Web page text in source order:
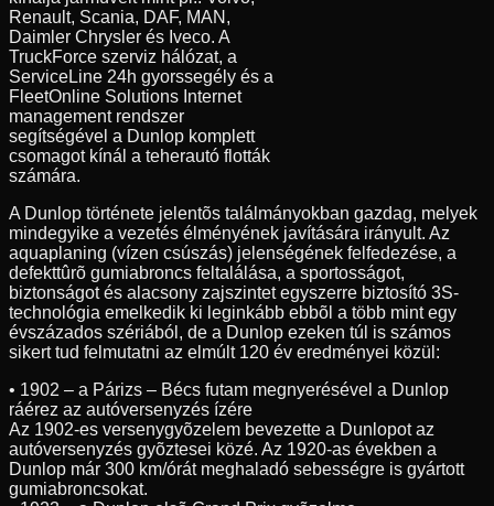
Renault, Scania, DAF, MAN,
Daimler Chrysler és Iveco. A
TruckForce szerviz hálózat, a
ServiceLine 24h gyorssegély és a
FleetOnline Solutions Internet
management rendszer
segítségével a Dunlop komplett
csomagot kínál a teherautó flották
számára.
A Dunlop története jelentõs találmányokban gazdag, melyek
mindegyike a vezetés élményének javítására irányult. Az
aquaplaning (vízen csúszás) jelenségének felfedezése, a
defekttûrõ gumiabroncs feltalálása, a sportosságot,
biztonságot és alacsony zajszintet egyszerre biztosító 3S-
technológia emelkedik ki leginkább ebbõl a több mint egy
évszázados szériából, de a Dunlop ezeken túl is számos
sikert tud felmutatni az elmúlt 120 év eredményei közül:
• 1902 – a Párizs – Bécs futam megnyerésével a Dunlop
ráérez az autóversenyzés ízére
Az 1902-es versenygyõzelem bevezette a Dunlopot az
autóversenyzés gyõztesei közé. Az 1920-as években a
Dunlop már 300 km/órát meghaladó sebességre is gyártott
gumiabroncsokat.